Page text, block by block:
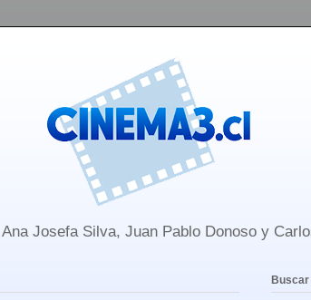
Josefa Silva, Juan Pablo Donoso y
Buscar